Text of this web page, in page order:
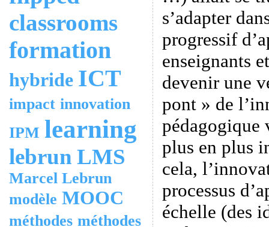
classrooms
formation
hybride ICT
impact innovation
IPM learning
lebrun LMS
Marcel Lebrun
modèle MOOC
méthodes méthodes
s’adapter
progressif
enseignants
devenir une
pont » de
pédagogique
plus en plus
cela,
processus
échelle (des